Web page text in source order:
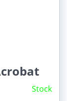
Stock